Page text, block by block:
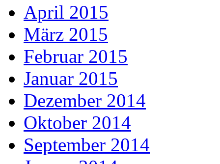
April 2015
März 2015
Februar 2015
Januar 2015
Dezember 2014
Oktober 2014
September 2014